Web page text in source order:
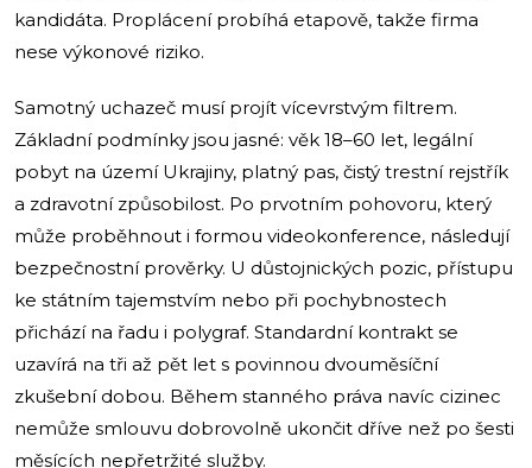
kandidáta. Proplácení probíhá etapově, takže firma
nese výkonové riziko.
Samotný uchazeč musí projít vícevrstvým filtrem.
Základní podmínky jsou jasné: věk 18–60 let, legální
pobyt na území Ukrajiny, platný pas, čistý trestní rejstřík
a zdravotní způsobilost. Po prvotním pohovoru, který
může proběhnout i formou videokonference, následují
bezpečnostní prověrky. U důstojnických pozic, přístupu
ke státním tajemstvím nebo při pochybnostech
přichází na řadu i polygraf. Standardní kontrakt se
uzavírá na tři až pět let s povinnou dvouměsíční
zkušební dobou. Během stanného práva navíc cizinec
nemůže smlouvu dobrovolně ukončit dříve než po šesti
měsících nepřetržité služby.